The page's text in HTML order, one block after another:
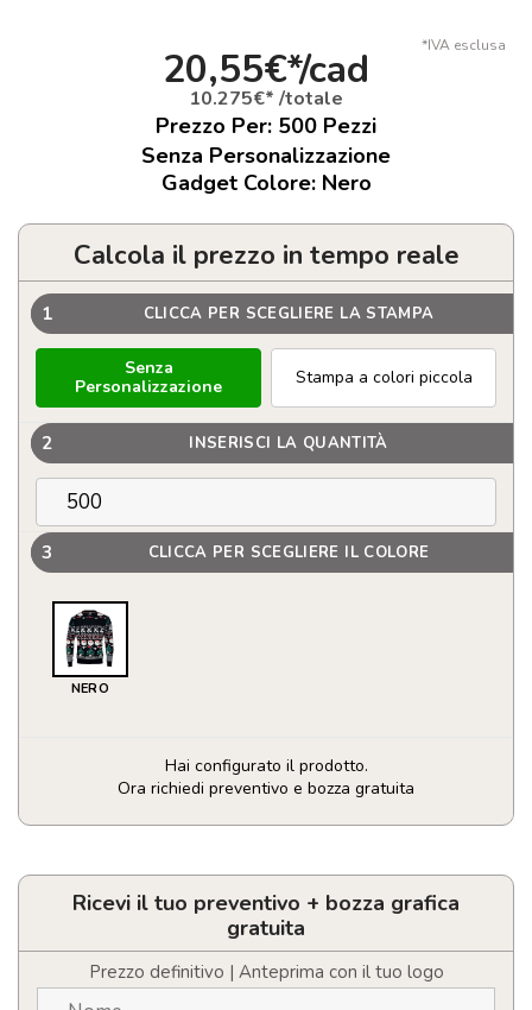
*IVA esclusa
20,55€*/cad
10.275€* /totale
Prezzo Per: 500 Pezzi
Senza Personalizzazione
Gadget Colore: Nero
Calcola il prezzo in tempo reale
1 CLICCA PER SCEGLIERE LA STAMPA
Senza
Personalizzazione
Stampa a colori piccola
2 INSERISCI LA QUANTITÀ
3 CLICCA PER SCEGLIERE IL COLORE
NERO
Hai configurato il prodotto.
Ora richiedi preventivo e bozza gratuita
Maglione
con
Ricevi il tuo preventivo + bozza grafica
gratuita
Prezzo definitivo | Anteprima con il tuo logo